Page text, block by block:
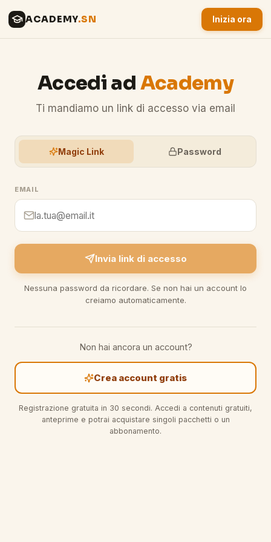
ACADEMY.SN Inizia ora
Accedi ad Academy
Ti mandiamo un link di accesso via email
Magic Link Password
EMAIL
Invia link di accesso
Nessuna password da ricordare. Se non hai un account lo
creiamo automaticamente.
Non hai ancora un account?
Crea account gratis
Registrazione gratuita in 30 secondi. Accedi a contenuti gratuiti,
anteprime e potrai acquistare singoli pacchetti o un
abbonamento.